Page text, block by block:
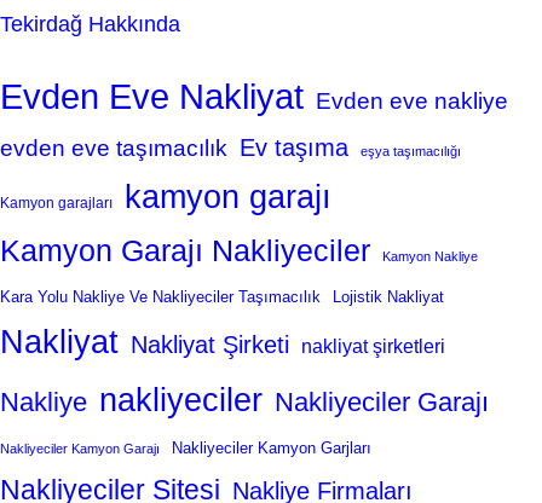
Tekirdağ Hakkında
Evden Eve Nakliyat Evden eve nakliye
evden eve taşımacılık Ev taşıma eşya taşımacılığı
Kamyon garajları kamyon garajı
Kamyon Garajı Nakliyeciler Kamyon Nakliye
Kara Yolu Nakliye Ve Nakliyeciler Taşımacılık Lojistik Nakliyat
Nakliyat Nakliyat Şirketi nakliyat şirketleri
Nakliye nakliyeciler Nakliyeciler Garajı
Nakliyeciler Kamyon Garajı Nakliyeciler Kamyon Garjları
Nakliyeciler Sitesi Nakliye Firmaları